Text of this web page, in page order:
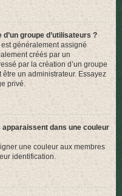
groupe d’utilisateurs ?
est généralement assigné
créés par un
par la création d’un groupe
être un administrateur. Essayez
privé.
dans une couleur
une couleur aux membres
identification.